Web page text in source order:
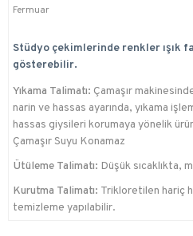
Fermuar
Stüdyo çekimlerinde renkler ışık
gösterebilir.
Yıkama Talimatı: Çamaşır
narin ve hassas ayarında, yıkama
hassas giysileri korumaya yönelik
Çamaşır Suyu Konamaz
Ütüleme Talimatı: Düşük sıcaklıkta,
Kurutma Talimatı: Trikloretilen hariç
temizleme yapılabilir.